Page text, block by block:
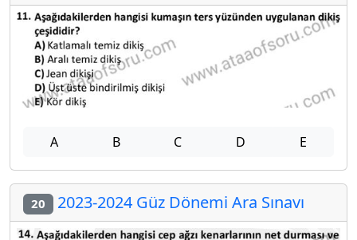
A B C D E
20 2023-2024 Güz Dönemi Ara Sınavı